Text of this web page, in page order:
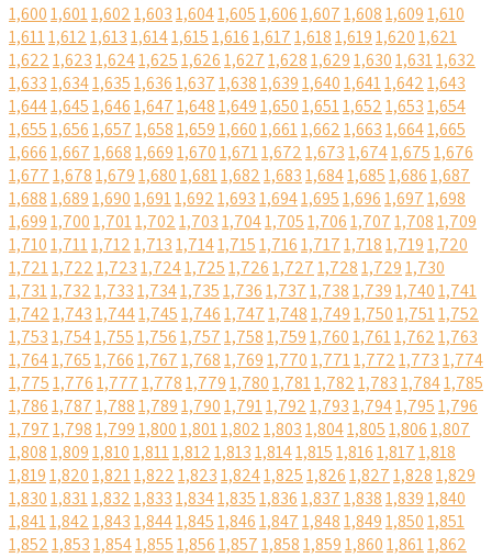
1,6001,6011,6021,6031,6041,6051,6061,6071,6081,6091,610
1,6111,6121,6131,6141,6151,6161,6171,6181,6191,6201,621
1,6221,6231,6241,6251,6261,6271,6281,6291,6301,6311,632
1,6331,6341,6351,6361,6371,6381,6391,6401,6411,6421,643
1,6441,6451,6461,6471,6481,6491,6501,6511,6521,6531,654
1,6551,6561,6571,6581,6591,6601,6611,6621,6631,6641,665
1,6661,6671,6681,6691,6701,6711,6721,6731,6741,6751,676
1,6771,6781,6791,6801,6811,6821,6831,6841,6851,6861,687
1,6881,6891,6901,6911,6921,6931,6941,6951,6961,6971,698
1,6991,7001,7011,7021,7031,7041,7051,7061,7071,7081,709
1,7101,7111,7121,7131,7141,7151,7161,7171,7181,7191,720
1,7211,7221,7231,7241,7251,7261,7271,7281,7291,730
1,7311,7321,7331,7341,7351,7361,7371,7381,7391,7401,741
1,7421,7431,7441,7451,7461,7471,7481,7491,7501,7511,752
1,7531,7541,7551,7561,7571,7581,7591,7601,7611,7621,763
1,7641,7651,7661,7671,7681,7691,7701,7711,7721,7731,774
1,7751,7761,7771,7781,7791,7801,7811,7821,7831,7841,785
1,7861,7871,7881,7891,7901,7911,7921,7931,7941,7951,796
1,7971,7981,7991,8001,8011,8021,8031,8041,8051,8061,807
1,8081,8091,8101,8111,8121,8131,8141,8151,8161,8171,818
1,8191,8201,8211,8221,8231,8241,8251,8261,8271,8281,829
1,8301,8311,8321,8331,8341,8351,8361,8371,8381,8391,840
1,8411,8421,8431,8441,8451,8461,8471,8481,8491,8501,851
1,8521,8531,8541,8551,8561,8571,8581,8591,8601,8611,862